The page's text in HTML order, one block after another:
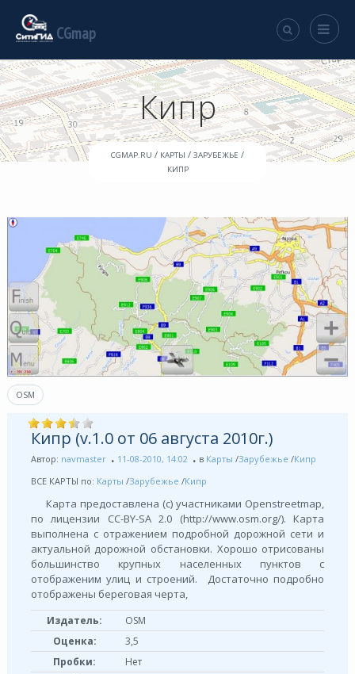
CGmap
Кипр
CGMAP.RU / КАРТЫ / ЗАРУБЕЖЬЕ /
КИПР
OSM
Кипр (v.1.0 от 06 августа 2010г.)
Автор: navmaster 11-08-2010, 14:02 в Карты /Зарубежье /Кипр
ВСЕ КАРТЫ по: Карты /Зарубежье /Кипр
Карта предоставлена (с) участниками Openstreetmap,
по лицензии СС-BY-SA 2.0 (http://www.osm.org/). Карта
выполнена с отражением подробной дорожной сети и
актуальной дорожной обстановки. Хорошо отрисованы
большинство крупных населенных пунктов с
отображеним улиц и строений. Достаточно подробно
отображены береговая черта,
Издатель:
OSM
Оценка:
3,5
Пробки:
Нет